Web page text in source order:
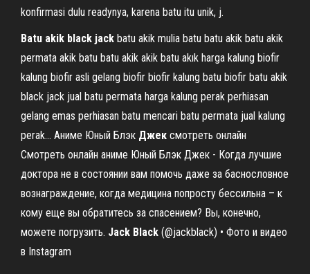
konfirmasi dulu readynya, karena batu itu unik, j.
Batu akik black jack batu akik mulia batu batu akik batu akik
permata akik batu batu akik akik batu akık harga kalung biofir
kalung biofir asli gelang biofir biofir kalung batu biofir batu akik
black jack jual batu permata harga kalung perak perhiasan
gelang emas perhiasan batu mencari batu permata jual kalung
perak... Аниме Юный Блэк Джек смотреть онлайн
Смотреть онлайн аниме Юный Блэк Джек - Когда лучшие
доктора не в состоянии вам помочь даже за баснословное
вознаграждение, когда медицина попросту бессильна – к
кому еще вы обратитесь за спасением? Вы, конечно,
можете погрузить. Jack Black (@jackblack) • Фото и видео
в Instagram